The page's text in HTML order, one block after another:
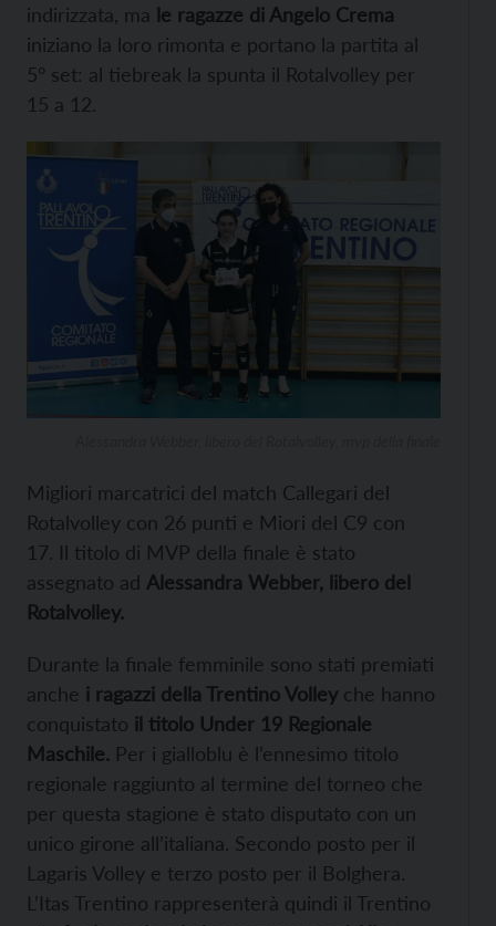
indirizzata, ma le ragazze di Angelo Crema
iniziano la loro rimonta e portano la partita al
5° set: al tiebreak la spunta il Rotalvolley per
15 a 12.
Migliori marcatrici del match Callegari del
Rotalvolley con 26 punti e Miori del C9 con
17. Il titolo di MVP della finale è stato
assegnato ad Alessandra Webber, libero del
Rotalvolley.
Durante la finale femminile sono stati premiati
anche i ragazzi della Trentino Volley che hanno
conquistato il titolo Under 19 Regionale
Maschile. Per i gialloblu è l’ennesimo titolo
regionale raggiunto al termine del torneo che
per questa stagione è stato disputato con un
unico girone all’italiana. Secondo posto per il
Lagaris Volley e terzo posto per il Bolghera.
L’Itas Trentino rappresenterà quindi il Trentino